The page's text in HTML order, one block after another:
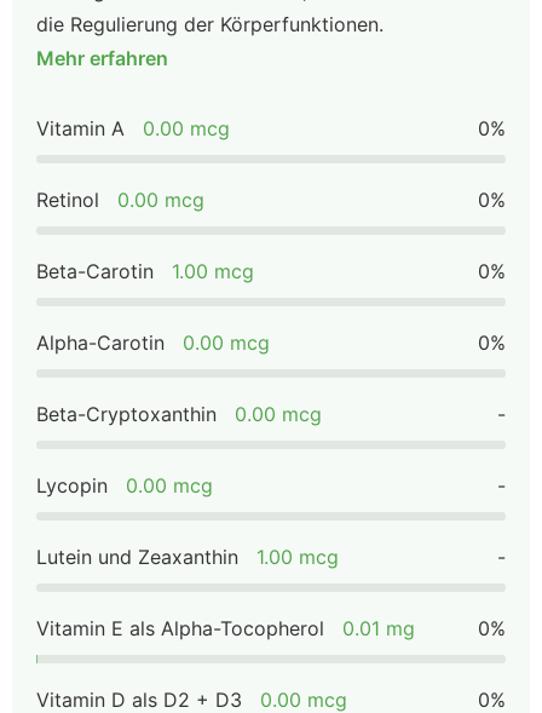
die Regulierung der Körperfunktionen.
Mehr erfahren
Vitamin A 0.00 mcg 0%
Retinol 0.00 mcg 0%
Beta-Carotin 1.00 mcg 0%
Alpha-Carotin 0.00 mcg 0%
Beta-Cryptoxanthin 0.00 mcg -
Lycopin 0.00 mcg -
Lutein und Zeaxanthin 1.00 mcg -
Vitamin E als Alpha-Tocopherol 0.01 mg 0%
Vitamin D als D2 + D3 0.00 mcg 0%